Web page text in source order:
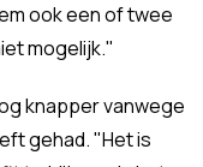
ook een of twee
mogelijk."
knapper vanwege
gehad. "Het is